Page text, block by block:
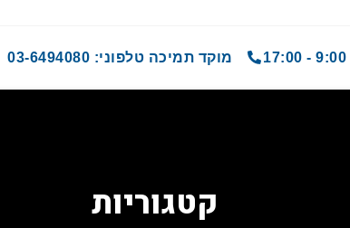
מוקד תמיכה טלפוני: 03-6494080
קטגוריות